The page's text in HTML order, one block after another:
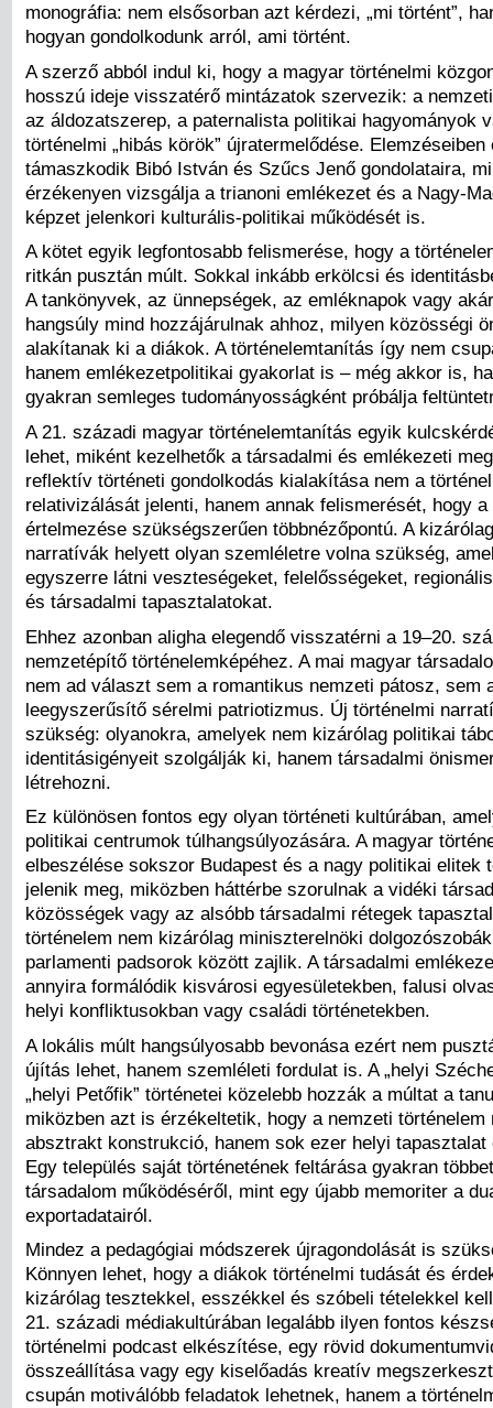
monográfia: nem elsősorban azt kérdezi, „mi történt”,
hogyan gondolkodunk arról, ami történt.
A szerző abból indul ki, hogy a magyar történelmi
hosszú ideje visszatérő mintázatok szervezik: a
az áldozatszerep, a paternalista politikai hagyományok
történelmi „hibás körök” újratermelődése. Elemzéseiben
támaszkodik Bibó István és Szűcs Jenő gondolataira,
érzékenyen vizsgálja a trianoni emlékezet és a Nagy-
képzet jelenkori kulturális-politikai működését is.
A kötet egyik legfontosabb felismerése, hogy a
ritkán pusztán múlt. Sokkal inkább erkölcsi és
A tankönyvek, az ünnepségek, az emléknapok vagy
hangsúly mind hozzájárulnak ahhoz, milyen közösségi
alakítanak ki a diákok. A történelemtanítás így nem
hanem emlékezetpolitikai gyakorlat is – még akkor is,
gyakran semleges tudományosságként próbálja
A 21. századi magyar történelemtanítás egyik
lehet, miként kezelhetők a társadalmi és emlékezeti
reflektív történeti gondolkodás kialakítása nem a
relativizálását jelenti, hanem annak felismerését, hogy a
értelmezése szükségszerűen többnézőpontú. A
narratívák helyett olyan szemléletre volna szükség,
egyszerre látni veszteségeket, felelősségeket,
és társadalmi tapasztalatokat.
Ehhez azonban aligha elegendő visszatérni a 19–20.
nemzetépítő történelemképéhez. A mai magyar
nem ad választ sem a romantikus nemzeti pátosz, sem
leegyszerűsítő sérelmi patriotizmus. Új történelmi
szükség: olyanokra, amelyek nem kizárólag politikai
identitásigényeit szolgálják ki, hanem társadalmi
létrehozni.
Ez különösen fontos egy olyan történeti kultúrában,
politikai centrumok túlhangsúlyozására. A magyar
elbeszélése sokszor Budapest és a nagy politikai elitek
jelenik meg, miközben háttérbe szorulnak a vidéki
közösségek vagy az alsóbb társadalmi rétegek
történelem nem kizárólag miniszterelnöki
parlamenti padsorok között zajlik. A társadalmi
annyira formálódik kisvárosi egyesületekben, falusi
helyi konfliktusokban vagy családi történetekben.
A lokális múlt hangsúlyosabb bevonása ezért nem
újítás lehet, hanem szemléleti fordulat is. A „helyi
„helyi Petőfik” történetei közelebb hozzák a múltat a
miközben azt is érzékeltetik, hogy a nemzeti történelem
absztrakt konstrukció, hanem sok ezer helyi tapasztalat
Egy település saját történetének feltárása gyakran
társadalom működéséről, mint egy újabb memoriter a
exportadatairól.
Mindez a pedagógiai módszerek újragondolását is
Könnyen lehet, hogy a diákok történelmi tudását és
kizárólag tesztekkel, esszékkel és szóbeli tételekkel
21. századi médiakultúrában legalább ilyen fontos
történelmi podcast elkészítése, egy rövid
összeállítása vagy egy kiselőadás kreatív
csupán motiválóbb feladatok lehetnek, hanem a